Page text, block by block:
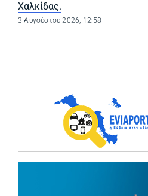
Χαλκίδας.
3 Αυγούστου 2026, 12:58